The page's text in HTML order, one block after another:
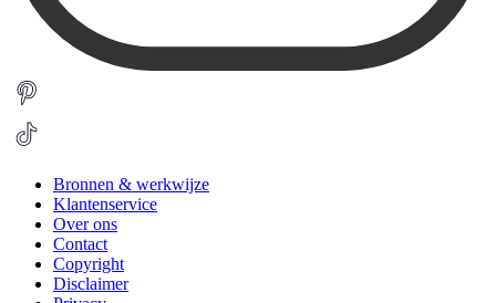
Bronnen & werkwijze
Klantenservice
Over ons
Contact
Copyright
Disclaimer